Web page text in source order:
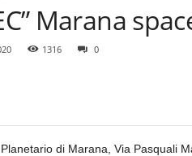
t
a
Marana
1316 0
di Marana, Via Pasquali